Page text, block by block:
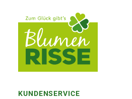
KUNDENSERVICE